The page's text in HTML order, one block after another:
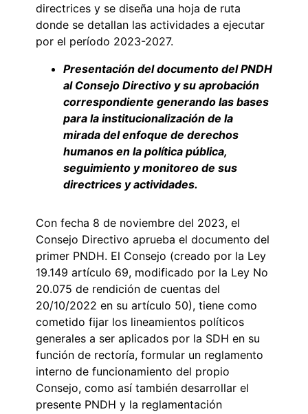
directrices y se diseña una hoja de ruta
donde se detallan las actividades a ejecutar
por el período 2023-2027.
Presentación del documento del PNDH
al Consejo Directivo y su aprobación
correspondiente generando las bases
para la institucionalización de la
mirada del enfoque de derechos
humanos en la política pública,
seguimiento y monitoreo de sus
directrices y actividades.
Con fecha 8 de noviembre del 2023, el
Consejo Directivo aprueba el documento del
primer PNDH. El Consejo (creado por la Ley
19.149 artículo 69, modificado por la Ley No
20.075 de rendición de cuentas del
20/10/2022 en su artículo 50), tiene como
cometido fijar los lineamientos políticos
generales a ser aplicados por la SDH en su
función de rectoría, formular un reglamento
interno de funcionamiento del propio
Consejo, como así también desarrollar el
presente PNDH y la reglamentación